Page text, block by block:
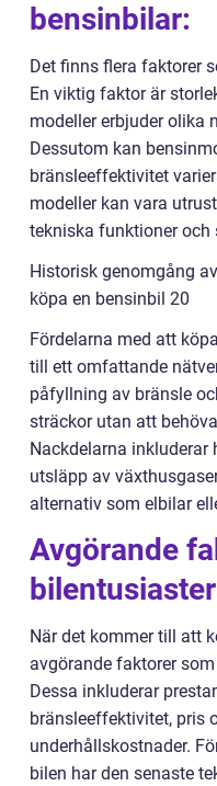
bensinbilar:
Det finns flera faktorer
En viktig faktor är
modeller erbjuder olika
Dessutom kan
bränsleeffektivitet
modeller kan vara
tekniska funktioner och
Historisk genomgång
köpa en bensinbil 20
Fördelarna med att
till ett omfattande
påfyllning av bränsle
sträckor utan att
Nackdelarna
utsläpp av
alternativ som elbilar
Avgörande
När det kommer till att
avgörande faktorer
Dessa inkluderar
bränsleeffektivitet, pris
underhållskostnader.
bilen har den senaste